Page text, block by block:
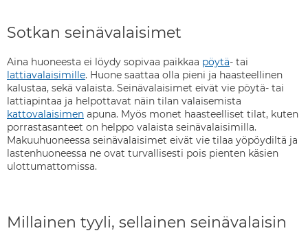
Sotkan seinävalaisimet
Aina huoneesta ei löydy sopivaa paikkaa pöytä- tai
lattiavalaisimille. Huone saattaa olla pieni ja haasteellinen
kalustaa, sekä valaista. Seinävalaisimet eivät vie pöytä- tai
lattiapintaa ja helpottavat näin tilan valaisemista
kattovalaisimen apuna. Myös monet haasteelliset tilat, kuten
porrastasanteet on helppo valaista seinävalaisimilla.
Makuuhuoneessa seinävalaisimet eivät vie tilaa yöpöydiltä ja
lastenhuoneessa ne ovat turvallisesti pois pienten käsien
ulottumattomissa.
Millainen tyyli, sellainen seinävalaisin